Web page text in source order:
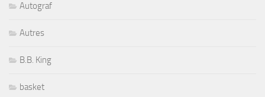
Autograf
Autres
B.B. King
basket